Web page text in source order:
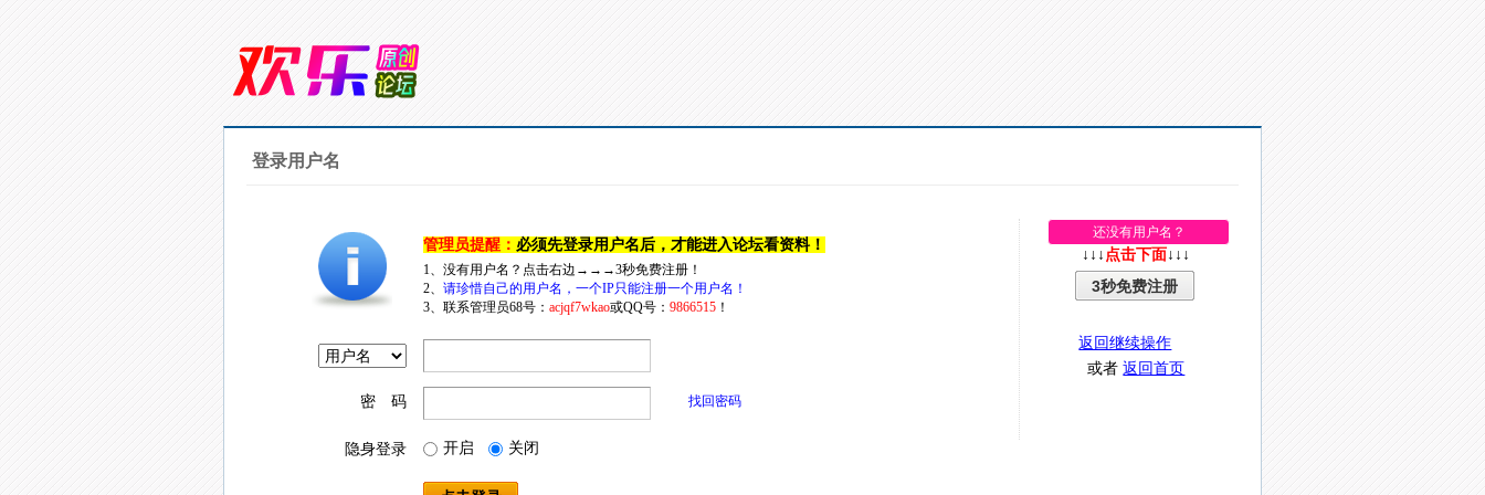
登录用户名
管理员提醒： 必须先登录用户名后，才能进入论坛看资料！
1、没有用户名？点击右边→→→3秒免费注册！
2、 请珍惜自己的用户名，一个IP只能注册一个用户名！
3、联系管理员68号： acjqf7wkao或QQ号： 9866515！
密 码 找回密码
隐身登录 开启 关闭
还没有用户名？
↓↓↓ 点击下面 ↓↓↓
3秒免费注册
返回继续操作
或者返回首页